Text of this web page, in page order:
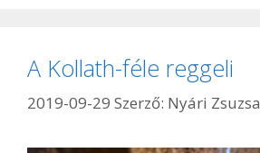
A Kollath-féle reggeli
2019-09-29 Szerző: Nyári Zsuzsa